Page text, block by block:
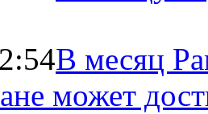
В месяц
может